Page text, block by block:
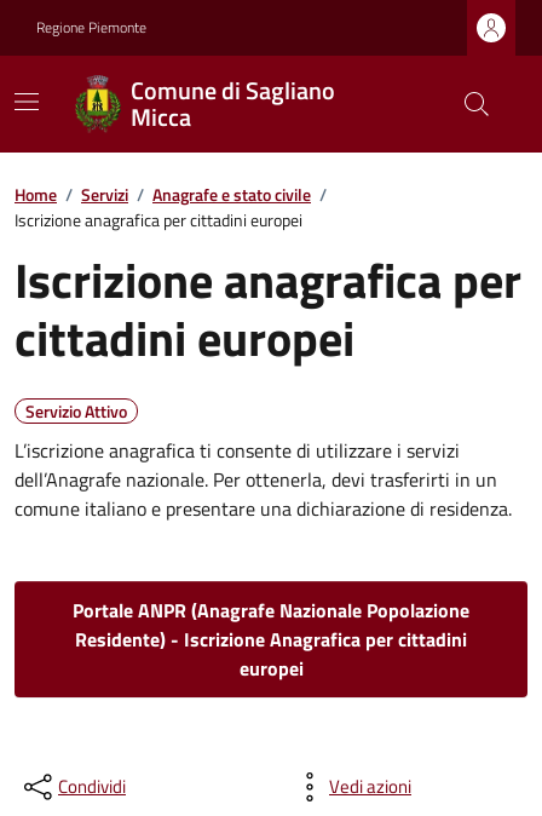
Regione Piemonte
Comune di Sagliano
Micca
Home / Servizi / Anagrafe e stato civile /
Iscrizione anagrafica per cittadini europei
Iscrizione anagrafica per
cittadini europei
Servizio Attivo
L’iscrizione anagrafica ti consente di utilizzare i servizi
dell’Anagrafe nazionale. Per ottenerla, devi trasferirti in un
comune italiano e presentare una dichiarazione di residenza.
Portale ANPR (Anagrafe Nazionale Popolazione
Residente) - Iscrizione Anagrafica per cittadini
europei
Condividi Vedi azioni